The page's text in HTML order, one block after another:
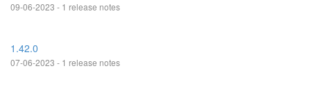
09-06-2023 - 1 release notes
1.42.0
07-06-2023 - 1 release notes